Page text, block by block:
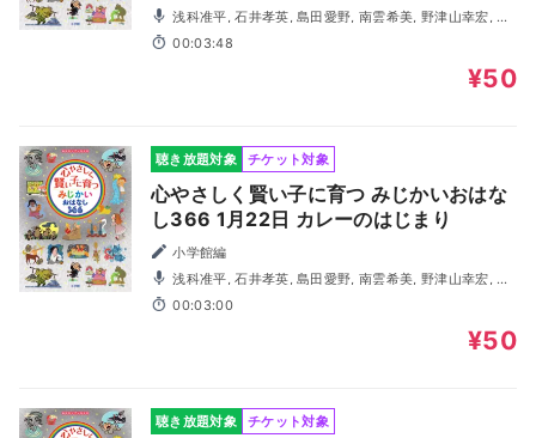
浅科准平, 石井孝英, 島田愛野, 南雲希美, 野津山幸宏, 八
木田幸恵, 山谷祥生, 神森徹也（歌・演奏）
00:03:48
¥50
聴き放題対象 チケット対象
心やさしく賢い子に育つ みじかいおはな
し366 1月22日 カレーのはじまり
小学館編
浅科准平, 石井孝英, 島田愛野, 南雲希美, 野津山幸宏, 八
木田幸恵, 山谷祥生, 神森徹也（歌・演奏）
00:03:00
¥50
聴き放題対象 チケット対象